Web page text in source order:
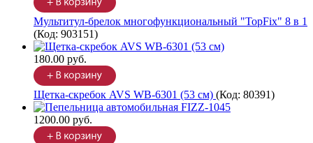
Мультитул-брелок многофункциональный "TopFix" 8 в 1
(Код: 903151)
180.00 руб.
Щетка-скребок AVS WB-6301 (53 cм) (Код: 80391)
1200.00 руб.